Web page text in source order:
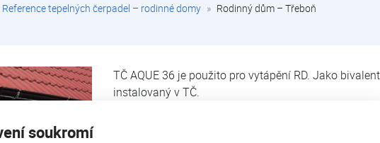
soukromí
Reference tepelných čerpadel – rodinné domy Rodinný dům – Třeboň
TČ AQUE 36 je použito pro vytápění RD. Jako
instalovaný v TČ.